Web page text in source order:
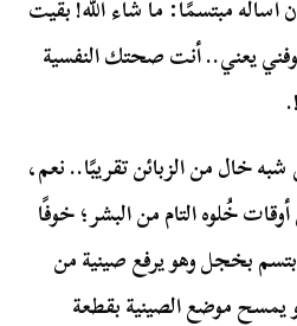
أسأله مبتسمًا: ما شاء الله! بقيت
يعني.. أنت صحتك النفسية
خال من الزبائن تقريبًا.. نعم،
خُلوه التام من البشر؛ خوفًا
بخجل وهو يرفع صينية من
يمسح موضع الصينية بقطعة